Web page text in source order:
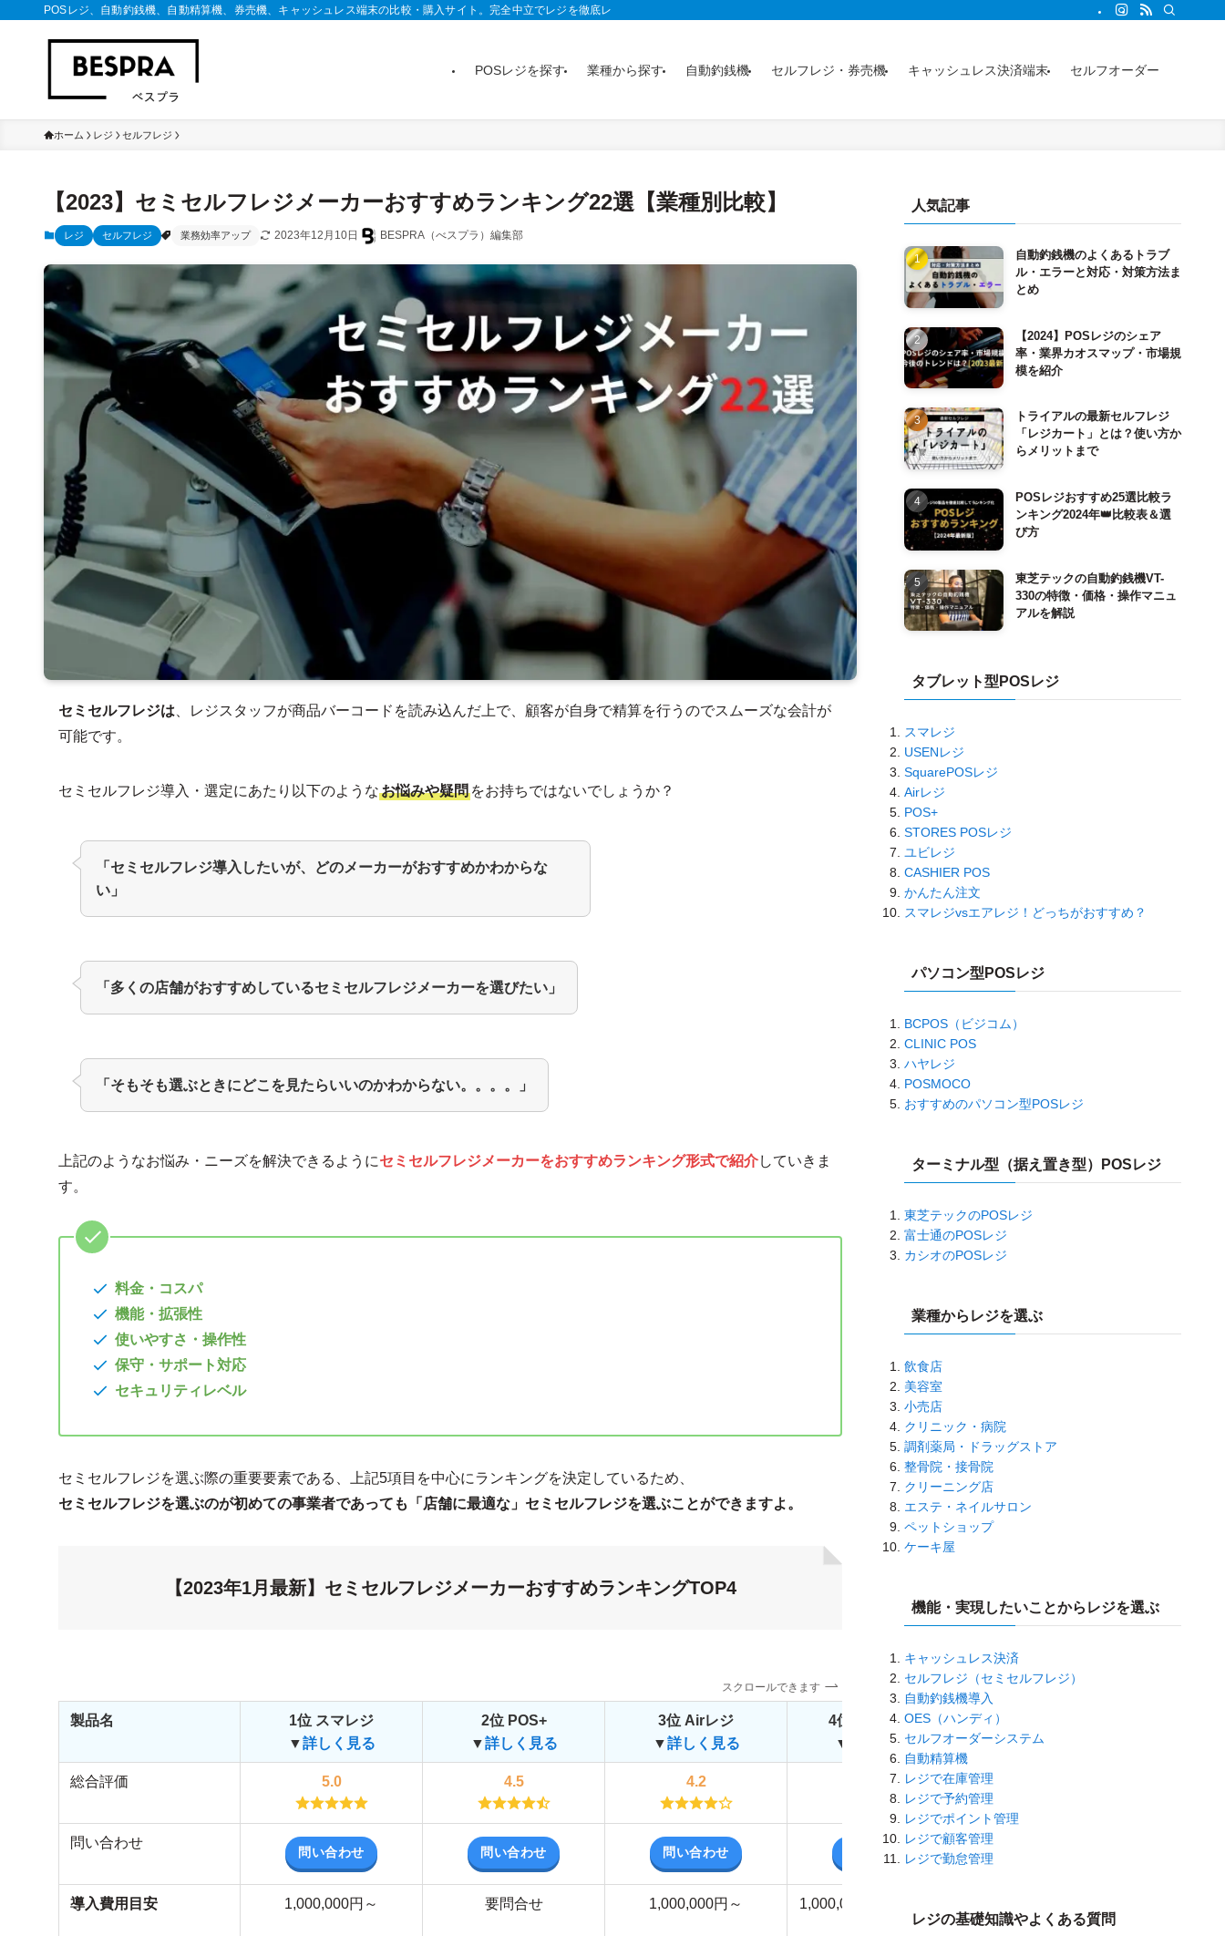
POSレジ、自動釣銭機、自動精算機、券売機、キャッシュレス端末の比較・購入サイト。完全中立でレジを徹底レビュー。おすすめ製品がランキングや記事からわかります。
POSレジを探す 業種から探す 自動釣銭機 セルフレジ・券売機 キャッシュレス決済端末 セルフオーダー
ホーム レジ セルフレジ
【2023】セミセルフレジメーカーおすすめランキング22選【業種別比較】
レジ セルフレジ 業務効率アップ 2023年12月10日 BESPRA（べスプラ）編集部
セミセルフレジは、レジスタッフが商品バーコードを読み込んだ上で、顧客が自身で精算を行うのでスムーズな会計が
可能です。
セミセルフレジ導入・選定にあたり以下のようなお悩みや疑問 をお持ちではないでしょうか？
「セミセルフレジ導入したいが、どのメーカーがおすすめかわからな
い」
「多くの店舗がおすすめしているセミセルフレジメーカーを選びたい」
「そもそも選ぶときにどこを見たらいいのかわからない。。。。」
上記のようなお悩み・ニーズを解決できるようにセミセルフレジメーカーをおすすめランキング形式で紹介していきま
す。
料金・コスパ
機能・拡張性
使いやすさ・操作性
保守・サポート対応
セキュリティレベル
セミセルフレジを選ぶ際の重要要素である、上記5項目を中心にランキングを決定しているため、
セミセルフレジを選ぶのが初めての事業者であっても「店舗に最適な」セミセルフレジを選ぶことができますよ。
【2023年1月最新】セミセルフレジメーカーおすすめランキングTOP4
スクロールできます
製品名
1位 スマレジ
▼詳しく見る
2位 POS+
▼詳しく見る
3位 Airレジ
▼詳しく見る
4位
東芝テック
▼
詳しく見る
総合評価 5.0 4.5 4.2
問い合わせ
問い合わせ 問い合わせ 問い合わせ 問い合わせ
導入費用目安 1,000,000円～ 要問合せ 1,000,000円～
1,000,000円～1,500,000
人気記事
自動釣銭機のよくあるトラブ
ル・エラーと対応・対策方法ま
とめ
【2024】POSレジのシェア
率・業界カオスマップ・市場規
模を紹介
トライアルの最新セルフレジ
「レジカート」とは？使い方か
らメリットまで
POSレジおすすめ25選比較ラ
ンキング2024年👑比較表＆選
び方
東芝テックの自動釣銭機VT-
330の特徴・価格・操作マニュ
アルを解説
タブレット型POSレジ
スマレジ
USENレジ
SquarePOSレジ
Airレジ
POS+
STORES POSレジ
ユビレジ
CASHIER POS
かんたん注文
スマレジvsエアレジ！どっちがおすすめ？
パソコン型POSレジ
BCPOS（ビジコム）
CLINIC POS
ハヤレジ
POSMOCO
おすすめのパソコン型POSレジ
ターミナル型（据え置き型）POSレジ
東芝テックのPOSレジ
富士通のPOSレジ
カシオのPOSレジ
業種からレジを選ぶ
飲食店
美容室
小売店
クリニック・病院
調剤薬局・ドラッグストア
整骨院・接骨院
クリーニング店
エステ・ネイルサロン
ペットショップ
ケーキ屋
機能・実現したいことからレジを選ぶ
キャッシュレス決済
セルフレジ（セミセルフレジ）
自動釣銭機導入
OES（ハンディ）
セルフオーダーシステム
自動精算機
レジで在庫管理
レジで予約管理
レジでポイント管理
レジで顧客管理
レジで勤怠管理
レジの基礎知識やよくある質問